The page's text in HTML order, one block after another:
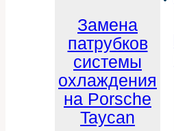
Замена
патрубков
системы
охлаждения
на Porsche
Taycan